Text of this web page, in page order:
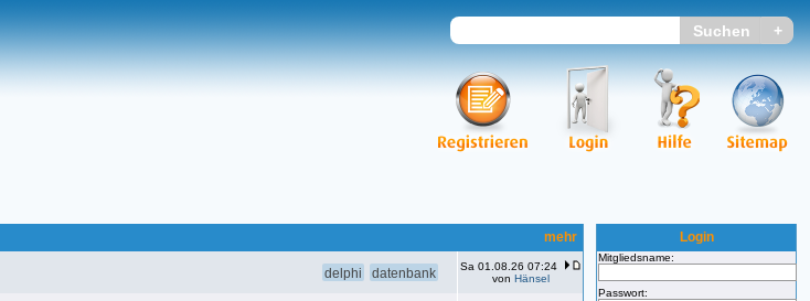
mehr
delphi datenbank
Sa 01.08.26 07:24
von Hänsel
Login
Mitgliedsname:
Passwort: